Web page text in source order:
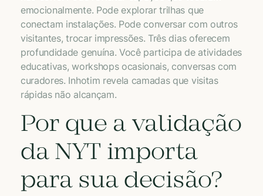
emocionalmente. Pode explorar trilhas que
conectam instalações. Pode conversar com outros
visitantes, trocar impressões. Três dias oferecem
profundidade genuína. Você participa de atividades
educativas, workshops ocasionais, conversas com
curadores. Inhotim revela camadas que visitas
rápidas não alcançam.
Por que a validação
da NYT importa
para sua decisão?